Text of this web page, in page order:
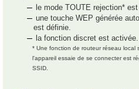
le mode TOUTE rejection*
une touche WEP générée
est définie.
la fonction discret est activée.
* Une fonction de routeur réseau local
l'appareil essaie de se connecter est
SSID.